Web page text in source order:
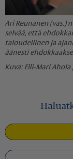
Ari Reunanen (vas.)
selvää, että
taloudellinen ja
äänesti
Elli-Mari Ahola